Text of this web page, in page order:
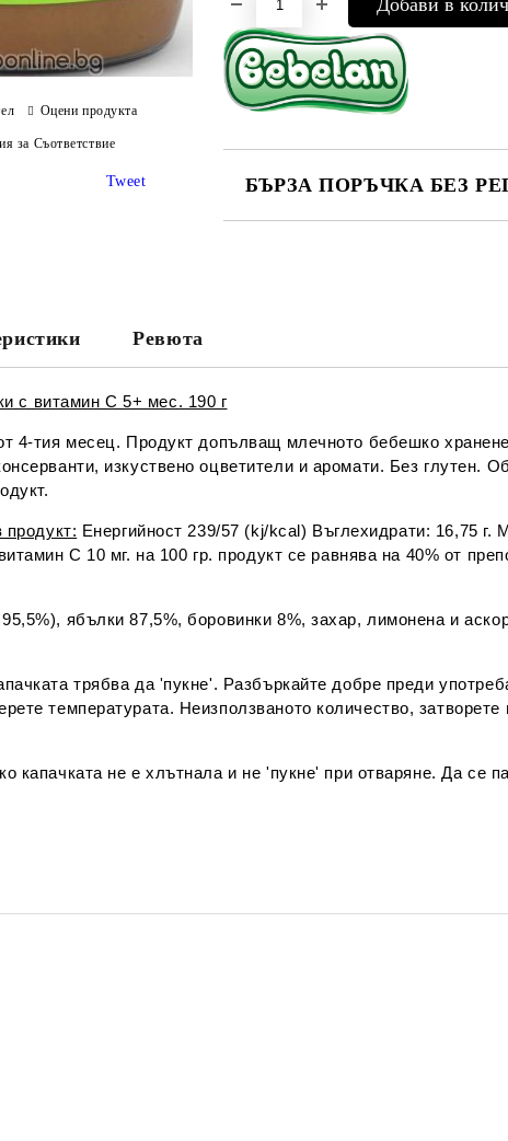
БЪРЗА ПОРЪЧКА БЕЗ
данни
Оцени продукта
за Съответствие
Tweet
Ревюта
с витамин C 5+ мес. 190 г
4-тия месец. Продукт допълващ млечното бебешко
изкуствено оцветители и аромати. Без глутен.
продукт: Енергийност 239/57 (kj/kcal) Въглехидрати: 16,75 г.
С 10 мг. на 100 гр. продукт се равнява на 40% от
ябълки 87,5%, боровинки 8%, захар, лимонена и
трябва да 'пукне'. Разбъркайте добре преди
температурата. Неизползваното количество, затворете
капачката не е хлътнала и не 'пукне' при отваряне. Да се